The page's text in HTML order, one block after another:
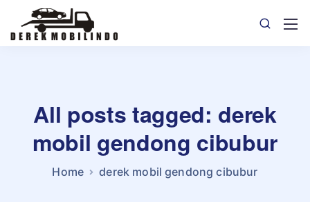
All posts tagged: derek
mobil gendong cibubur
Home derek mobil gendong cibubur